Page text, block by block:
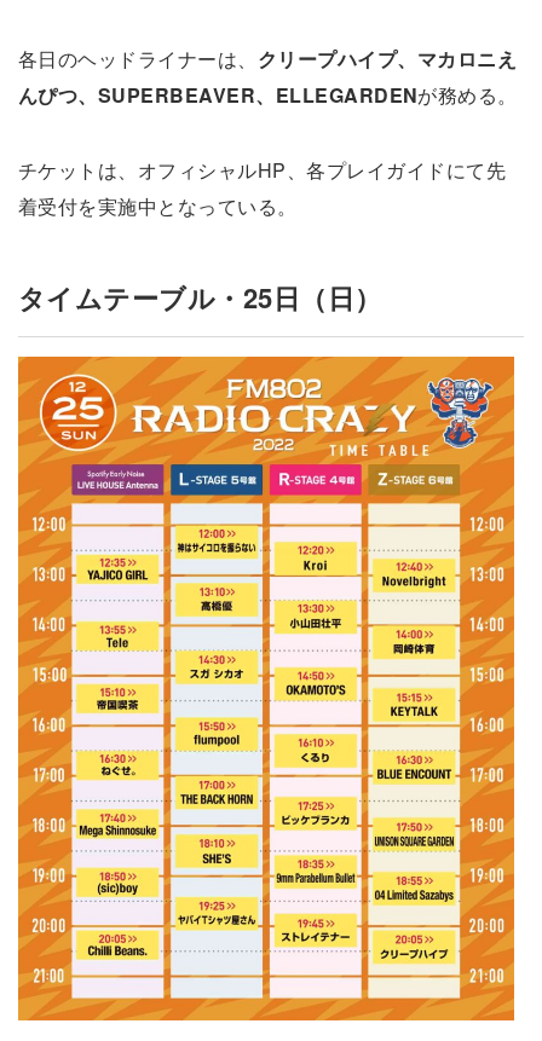
各日のヘッドライナーは、 クリープハイプ、マカロニえ
んぴつ、SUPERBEAVER、ELLEGARDENが務める。
チケットは、オフィシャルHP、各プレイガイドにて先
着受付を実施中となっている。
タイムテーブル・25日（日）